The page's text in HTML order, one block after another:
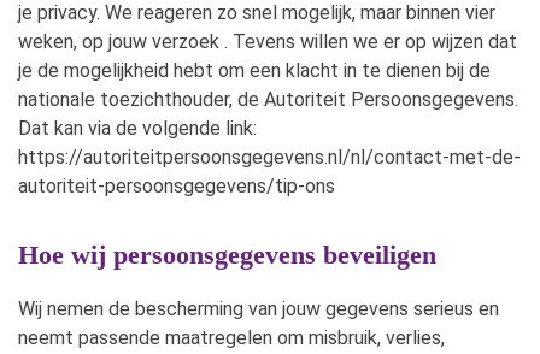
je privacy. We reageren zo snel mogelijk, maar binnen vier
weken, op jouw verzoek . Tevens willen we er op wijzen dat
je de mogelijkheid hebt om een klacht in te dienen bij de
nationale toezichthouder, de Autoriteit Persoonsgegevens.
Dat kan via de volgende link:
https://autoriteitpersoonsgegevens.nl/nl/contact-met-de-
autoriteit-persoonsgegevens/tip-ons
Hoe wij persoonsgegevens beveiligen
Wij nemen de bescherming van jouw gegevens serieus en
neemt passende maatregelen om misbruik, verlies,